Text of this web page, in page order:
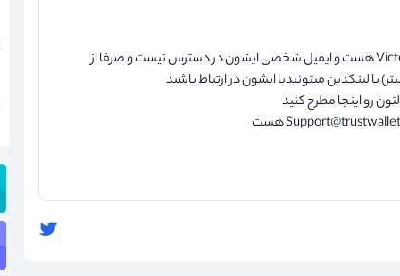
مالک تراست ولت آقای Victor Radchenko هست و ایمیل شخصی ایشون در دسترس نیست و صرفا از
رو اینجا مطرح کنید